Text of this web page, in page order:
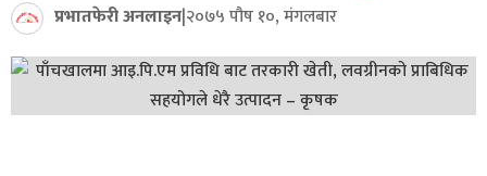
प्रभातफेरी अनलाइन|२०७५ पौष १०, मंगलबार